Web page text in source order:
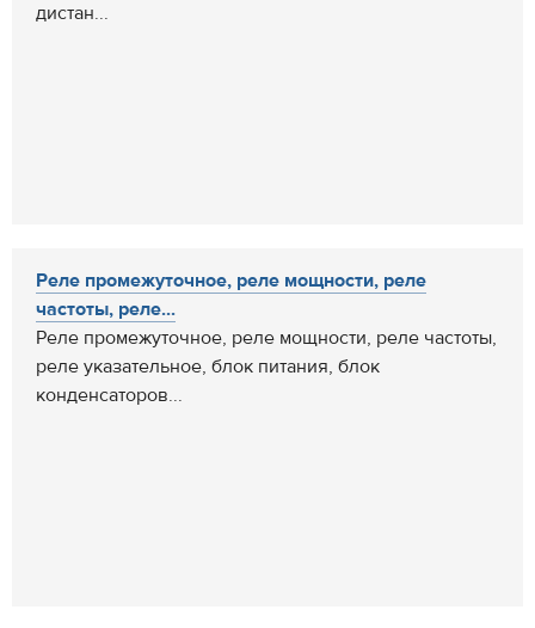
дистан...
Реле промежуточное, реле мощности, реле
частоты, реле...
Реле промежуточное, реле мощности, реле частоты,
реле указательное, блок питания, блок
конденсаторов...